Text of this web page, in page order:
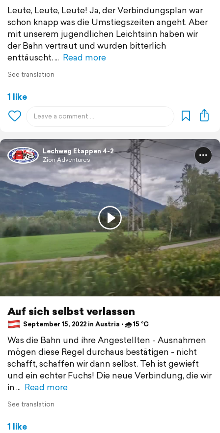
Leute, Leute, Leute! Ja, der Verbindungsplan war
schon knapp was die Umstiegszeiten angeht. Aber
mit unserem jugendlichen Leichtsinn haben wir
der Bahn vertraut und wurden bitterlich
enttäuscht.
Read more
See translation
1 like
Lechweg Etappen 4-2
Zion Adventures
Auf sich selbst verlassen
September 15, 2022 in Austria ⋅ 🌧 15 °C
Was die Bahn und ihre Angestellten - Ausnahmen
mögen diese Regel durchaus bestätigen - nicht
schafft, schaffen wir dann selbst. Teh ist gewieft
und ein echter Fuchs! Die neue Verbindung, die wir
in
Read more
See translation
1 like